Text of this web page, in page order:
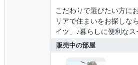
こだわりで選びたい方に
リアで住まいをお探しな
イツ」♪暮らしに便利なス
販売中の部屋